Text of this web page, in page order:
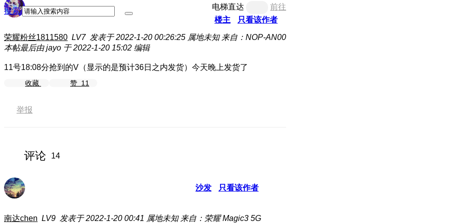
搜索 电梯直达
前往
楼主
只看该作者
荣耀粉丝1811580 LV7 发表于 2022-1-20 00:26:25 属地未知 来自：NOP-AN00
本帖最后由 jayo 于 2022-1-20 15:02 编辑
11号18:08分抢到的V（显示的是预计36日之内发货）今天晚上发货了
收藏 赞 11
举报
评论 14
沙发 只看该作者
南达chen LV9 发表于 2022-1-20 00:41 属地未知 来自：荣耀 Magic3 5G